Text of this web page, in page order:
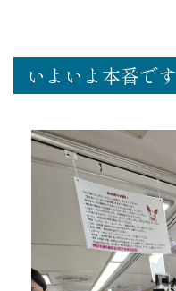
いよいよ本番です